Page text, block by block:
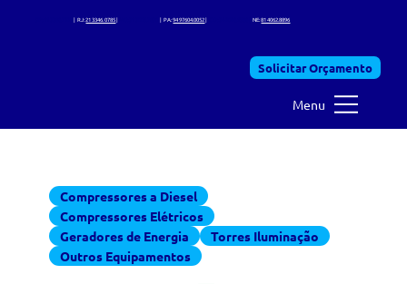
| RJ:21 3346. 0785 | PA:94 97604.0052 NE:81 4062.8896
Solicitar Orçamento
Menu
Compressores a Diesel
Compressores Elétricos
Geradores de Energia
Torres Iluminação
Outros Equipamentos